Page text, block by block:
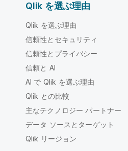
Qlik を選ぶ理由
Qlik を選ぶ理由
信頼性とセキュリティ
信頼性とプライバシー
信頼と AI
AI で Qlik を選ぶ理由
Qlik との比較
主なテクノロジー パートナー
データ ソースとターゲット
Qlik リージョン